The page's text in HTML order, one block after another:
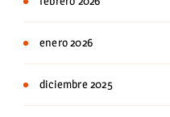
enero 2026
diciembre 2025